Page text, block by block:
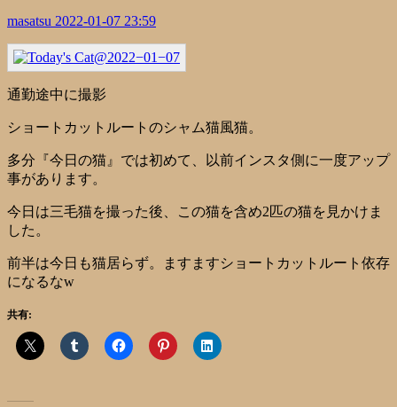
masatsu 2022-01-07 23:59
通勤途中に撮影
ショートカットルートのシャム猫風猫。
多分『今日の猫』では初めて、以前インスタ側に一度アップ
事があります。
今日は三毛猫を撮った後、この猫を含め2匹の猫を見かけま
した。
前半は今日も猫居らず。ますますショートカットルート依存
になるなw
共有: